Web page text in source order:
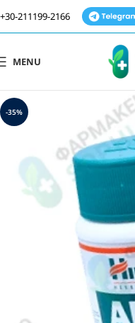
+30-211199-2166
MENU
-35%